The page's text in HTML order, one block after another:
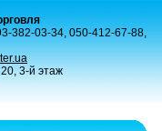
382-03-34, 050-412-67-88,
3-й этаж